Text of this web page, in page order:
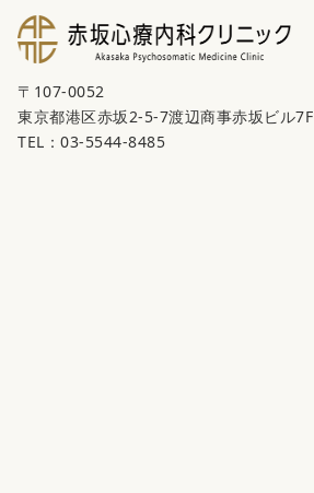
〒107-0052
東京都港区赤坂2-5-7渡辺商事赤坂ビル7F
TEL：03-5544-8485